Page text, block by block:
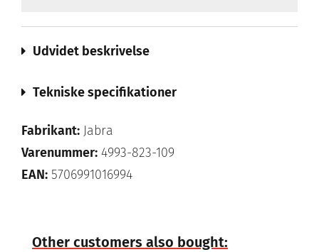
Udvidet beskrivelse
Tekniske specifikationer
Fabrikant: Jabra
Varenummer: 4993-823-109
EAN: 5706991016994
Other customers also bought: